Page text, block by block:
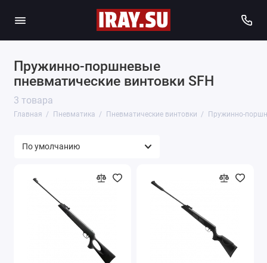
Пружинно-поршневые
пневматические винтовки SFH
3 товара
Главная Пневматика Пневматические винтовки Пружинно-